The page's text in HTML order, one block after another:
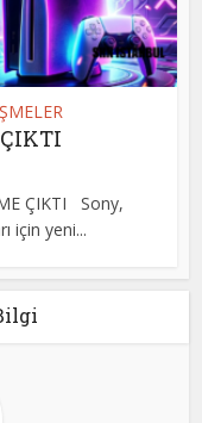
ÇIKTI
ÇIKTI Sony,
için yeni...